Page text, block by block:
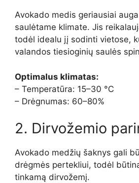
Avokado medis geriausiai
saulėtame klimate. Jis
todėl idealu jį sodinti vietose,
valandos tiesioginių saulės
Optimalus klimatas:
– Temperatūra: 15–30 °C
– Drėgnumas: 60–80%
2. Dirvožemio
Avokado medžių šaknys gali
drėgmės pertekliui, todėl
tinkamą dirvožemį.